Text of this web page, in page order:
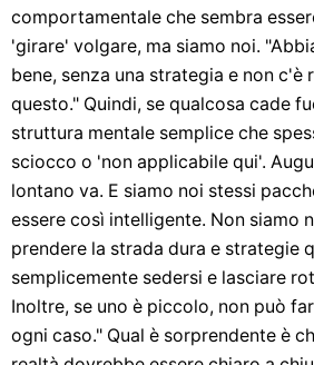
comportamentale che sembra
'girare' volgare, ma siamo noi.
bene, senza una strategia e non c'è
questo." Quindi, se qualcosa cade
struttura mentale semplice che
sciocco o 'non applicabile qui'.
lontano va. E siamo noi stessi
essere così intelligente. Non siamo
prendere la strada dura e strategie
semplicemente sedersi e lasciare
Inoltre, se uno è piccolo, non può
ogni caso." Qual è sorprendente è